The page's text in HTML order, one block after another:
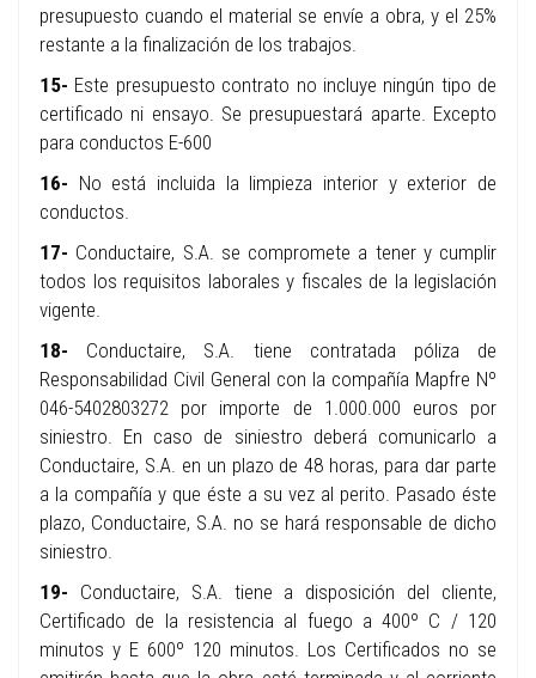
presupuesto cuando el material se envíe a obra, y el 25%
restante a la finalización de los trabajos.
15- Este presupuesto contrato no incluye ningún tipo de
certificado ni ensayo. Se presupuestará aparte. Excepto
para conductos E-600
16- No está incluida la limpieza interior y exterior de
conductos.
17- Conductaire, S.A. se compromete a tener y cumplir
todos los requisitos laborales y fiscales de la legislación
vigente.
18- Conductaire, S.A. tiene contratada póliza de
Responsabilidad Civil General con la compañía Mapfre Nº
046-5402803272 por importe de 1.000.000 euros por
siniestro. En caso de siniestro deberá comunicarlo a
Conductaire, S.A. en un plazo de 48 horas, para dar parte
a la compañía y que éste a su vez al perito. Pasado éste
plazo, Conductaire, S.A. no se hará responsable de dicho
siniestro.
19- Conductaire, S.A. tiene a disposición del cliente,
Certificado de la resistencia al fuego a 400º C / 120
minutos y E 600º 120 minutos. Los Certificados no se